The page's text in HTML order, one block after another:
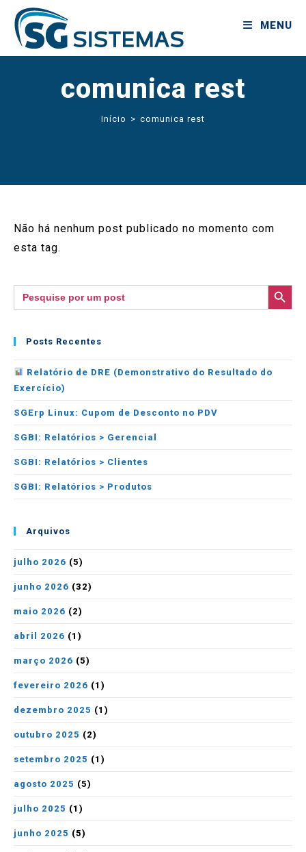
MENU
comunica rest
Início > comunica rest
Não há nenhum post publicado no momento com
esta tag.
Search
for:
SEARCH BUTTON
Posts Recentes
Relatório de DRE (Demonstrativo do Resultado do
Exercício)
SGErp Linux: Cupom de Desconto no PDV
SGBI: Relatórios > Gerencial
SGBI: Relatórios > Clientes
SGBI: Relatórios > Produtos
Arquivos
julho 2026 (5)
junho 2026 (32)
maio 2026 (2)
abril 2026 (1)
março 2026 (5)
fevereiro 2026 (1)
dezembro 2025 (1)
outubro 2025 (2)
setembro 2025 (1)
agosto 2025 (5)
julho 2025 (1)
junho 2025 (5)